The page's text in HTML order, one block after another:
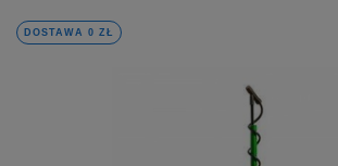
DOSTAWA 0 ZŁ